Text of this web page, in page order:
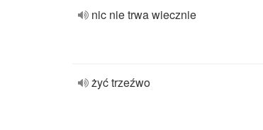
nic nie trwa wiecznie
żyć trzeźwo